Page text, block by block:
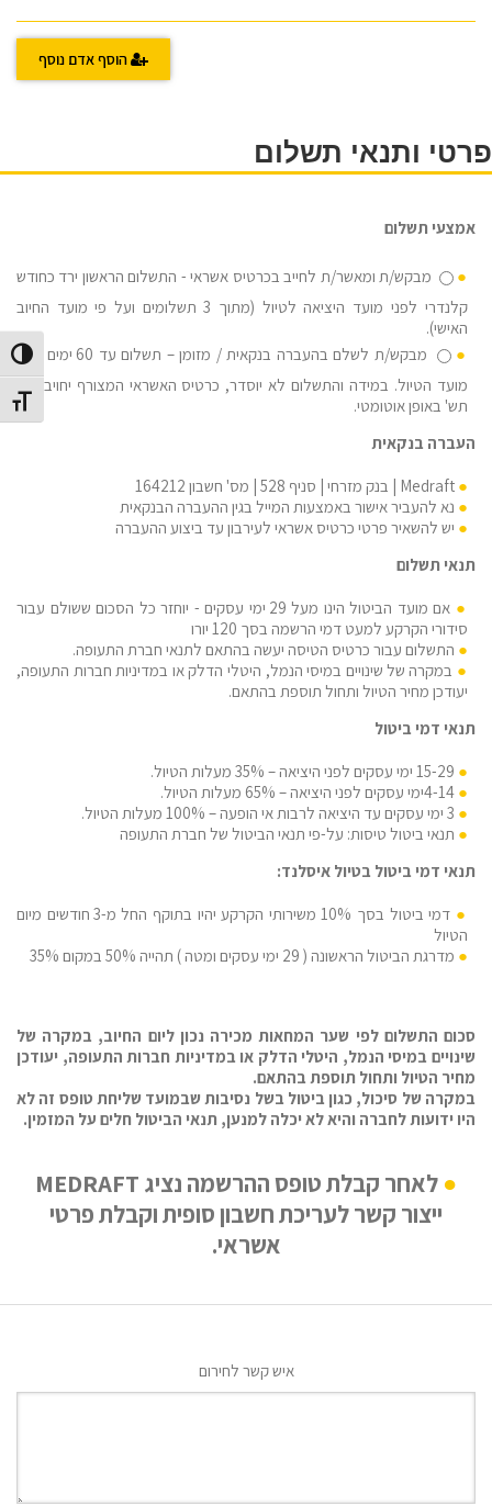
מתג
הוסף אדם נוסף
פרטי ותנאי תשלום
אמצעי תשלום
מבקש/ת ומאשר/ת לחייב בכרטיס אשראי - התשלום הראשון ירד כחודש
קלנדרי לפני מועד היציאה לטיול (מתוך 3 תשלומים ועל פי מועד החיוב
האישי).
מבקש/ת לשלם בהעברה בנקאית / מזומן – תשלום עד 60 ימים לפני
תש' באופן אוטומטי.
העברה בנקאית
Medraft | בנק מזרחי | סניף 528 | מס' חשבון 164212
נא להעביר אישור באמצעות המייל בגין ההעברה הבנקאית
יש להשאיר פרטי כרטיס אשראי לעירבון עד ביצוע ההעברה
תנאי תשלום
אם מועד הביטול הינו מעל 29 ימי עסקים - יוחזר כל הסכום ששולם עבור
סידורי הקרקע למעט דמי הרשמה בסך 120 יורו
התשלום עבור כרטיס הטיסה יעשה בהתאם לתנאי חברת התעופה.
במקרה של שינויים במיסי הנמל, היטלי הדלק או במדיניות חברות התעופה,
יעודכן מחיר הטיול ותחול תוספת בהתאם.
תנאי דמי ביטול
15-29 ימי עסקים לפני היציאה – 35% מעלות הטיול.
4-14ימי עסקים לפני היציאה – 65% מעלות הטיול.
3 ימי עסקים עד היציאה לרבות אי הופעה – 100% מעלות הטיול.
תנאי ביטול טיסות: על-פי תנאי הביטול של חברת התעופה
תנאי דמי ביטול בטיול איסלנד:
דמי ביטול בסך 10% משירותי הקרקע יהיו בתוקף החל מ-3 חודשים מיום
הטיול
מדרגת הביטול הראשונה ( 29 ימי עסקים ומטה ) תהייה 50% במקום 35%
סכום התשלום לפי שער המחאות מכירה נכון ליום החיוב, במקרה של
שינויים במיסי הנמל, היטלי הדלק או במדיניות חברות התעופה, יעודכן
מחיר הטיול ותחול תוספת בהתאם.
במקרה של סיכול, כגון ביטול בשל נסיבות שבמועד שליחת טופס זה לא
היו ידועות לחברה והיא לא יכלה למנען, תנאי הביטול חלים על המזמין.
לאחר קבלת טופס ההרשמה נציג MEDRAFT
ייצור קשר לעריכת חשבון סופית וקבלת פרטי
אשראי.
איש קשר לחירום